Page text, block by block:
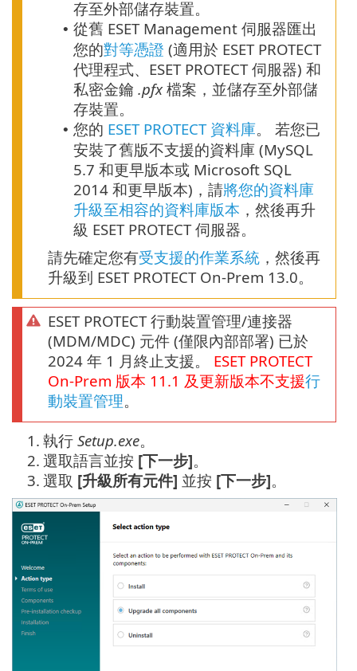
存至外部儲存裝置。
• 從舊 ESET Management 伺服器匯出
您的對等憑證 (適用於 ESET PROTECT
代理程式、ESET PROTECT 伺服器) 和
私密金鑰 .pfx檔案，並儲存至外部儲
存裝置。
• 您的 ESET PROTECT 資料庫。 若您已
安裝了舊版不支援的資料庫 (MySQL
5.7 和更早版本或 Microsoft SQL
2014 和更早版本)，請將您的資料庫
升級至相容的資料庫版本 ，然後再升
級 ESET PROTECT 伺服器。
請先確定您有受支援的作業系統 ，然後再
升級到 ESET PROTECT On-Prem 13.0。
ESET PROTECT 行動裝置管理/連接器
(MDM/MDC) 元件 (僅限內部部署) 已於
2024 年 1 月終止支援。 ESET PROTECT
On-Prem 版本 11.1 及更新版本不支援行
動裝置管理。
1. 執行 Setup.exe。
2. 選取語言並按 [下一步]。
3. 選取 [升級所有元件] 並按 [下一步]。